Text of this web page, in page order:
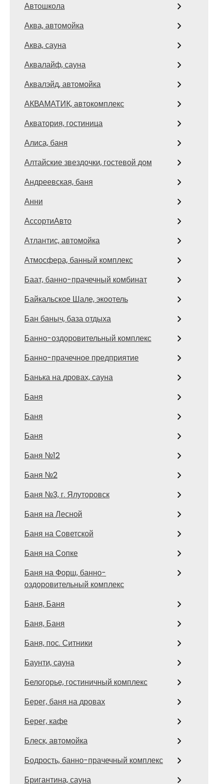
Автошкола
Аква, автомойка
Аква, сауна
Аквалайф, сауна
Аквалэйд, автомойка
АКВАМАТИК, автокомплекс
Акватория, гостиница
Алиса, баня
Алтайские звездочки, гостевой дом
Андреевская, баня
Анни
АссортиАвто
Атлантис, автомойка
Атмосфера, банный комплекс
Баат, банно-прачечный комбинат
Байкальское Шале, экоотель
Бан баныч, база отдыха
Банно-оздоровительный комплекс
Банно-прачечное предприятие
Банька на дровах, сауна
Баня
Баня
Баня
Баня №12
Баня №2
Баня №3, г. Ялуторовск
Баня на Лесной
Баня на Советской
Баня на Сопке
Баня на Форш, банно-
оздоровительный комплекс
Баня, Баня
Баня, Баня
Баня, пос. Ситники
Баунти, сауна
Белогорье, гостиничный комплекс
Берег, баня на дровах
Берег, кафе
Блеск, автомойка
Бодрость, банно-прачечный комплекс
Бригантина, сауна